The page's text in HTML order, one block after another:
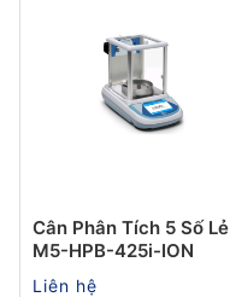
Cân Phân Tích 5 Số Lẻ
M5-HPB-425i-ION
Liên hệ